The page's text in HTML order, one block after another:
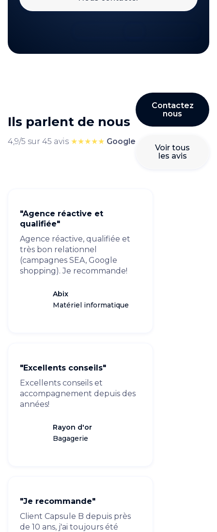
Ils parlent de nous
4,9/5 sur 45 avis ★★★★★ Google
Contactez
nous
Voir tous
les avis
"Agence réactive et
qualifiée"
Agence réactive, qualifiée et
très bon relationnel
(campagnes SEA, Google
shopping). Je recommande!
Abix
Matériel informatique
"Excellents conseils"
Excellents conseils et
accompagnement depuis des
années!
Rayon d'or
Bagagerie
"Je recommande"
Client Capsule B depuis près
de 10 ans, j'ai toujours été